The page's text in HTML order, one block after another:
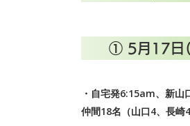
① 5月17日（
・自宅発6:15am、新
仲間18名（山口4、長崎